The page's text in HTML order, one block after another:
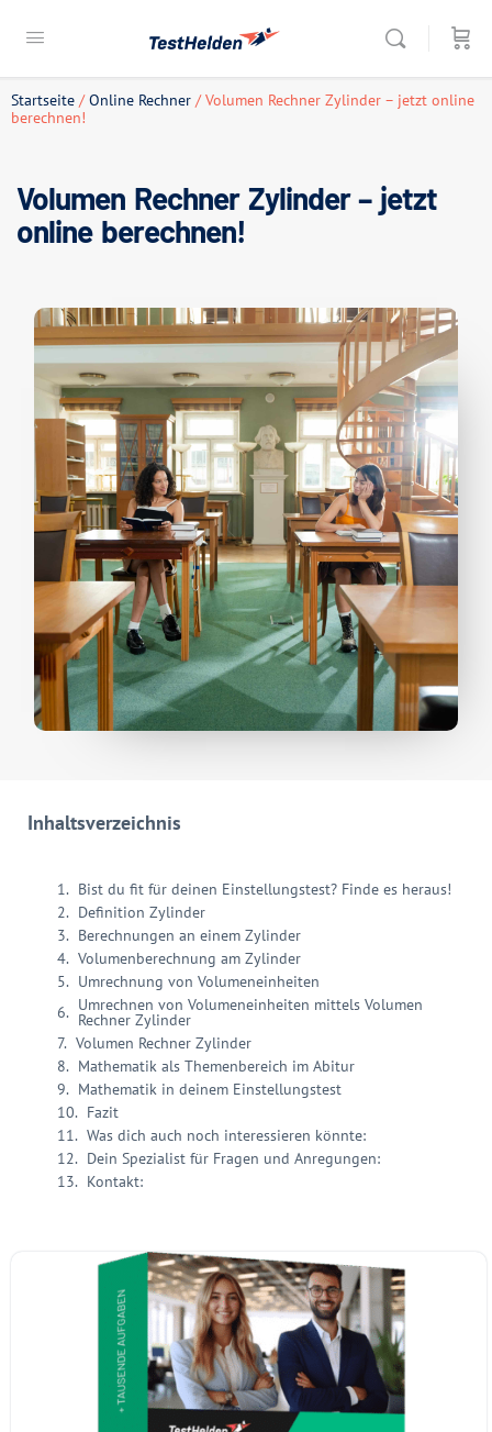
Startseite /Online Rechner / Volumen Rechner Zylinder – jetzt online
berechnen!
Volumen Rechner Zylinder – jetzt
online berechnen!
Inhaltsverzeichnis
Bist du fit für deinen Einstellungstest? Finde es heraus!
Definition Zylinder
Berechnungen an einem Zylinder
Volumenberechnung am Zylinder
Umrechnung von Volumeneinheiten
Umrechnen von Volumeneinheiten mittels Volumen
Rechner Zylinder
Volumen Rechner Zylinder
Mathematik als Themenbereich im Abitur
Mathematik in deinem Einstellungstest
Fazit
Was dich auch noch interessieren könnte:
Dein Spezialist für Fragen und Anregungen:
Kontakt: